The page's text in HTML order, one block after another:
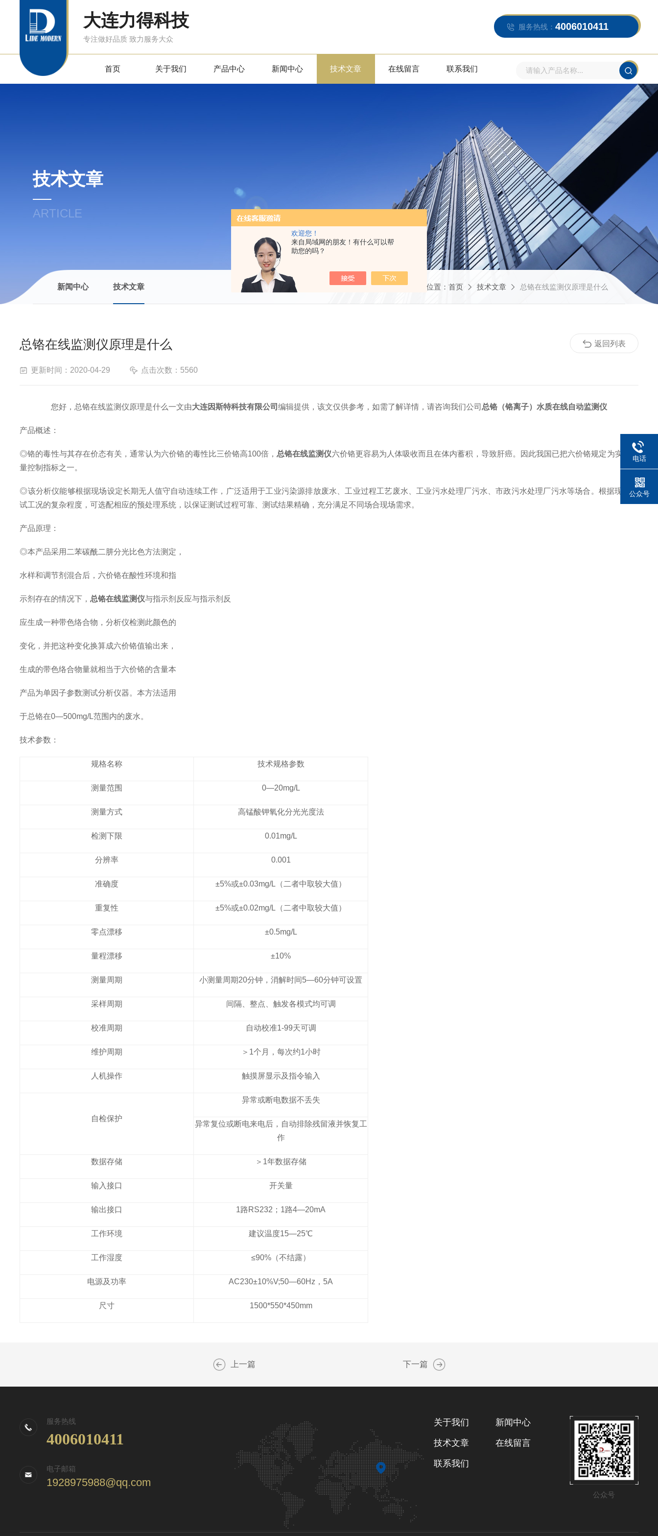
欢迎您！
来自局域网的朋友！有什么可以帮
助您的吗？
大连力得科技
专注做好品质 致力服务大众
服务热线： 4006010411
首页 关于我们 产品中心 新闻中心 技术文章 在线留言 联系我们
技术文章
ARTICLE
新闻中心 技术文章 当前位置： 首页 技术文章 总铬在线监测仪原理是什么
总铬在线监测仪原理是什么
更新时间：2020-04-29 点击次数：5560
您好，总铬在线监测仪原理是什么一文由大连因斯特科技有限公司 编辑提供，该文仅供参考，如需了解详情，请咨询我们公司 总铬（铬离子）水质在线自动监测仪
产品概述：
◎铬的毒性与其存在价态有关，通常认为六价铬的毒性比三价铬高100倍， 总铬在线监测仪六价铬更容易为人体吸收而且在体内蓄积，导致肝癌。因此我国已把六价铬规定为实施总
量控制指标之一。
◎该分析仪能够根据现场设定长期无人值守自动连续工作，广泛适用于工业污染源排放废水、工业过程工艺废水、工业污水处理厂污水、市政污水处理厂污水等场合。根据现场测
试工况的复杂程度，可选配相应的预处理系统，以保证测试过程可靠、测试结果精确，充分满足不同场合现场需求。
产品原理：
◎本产品采用二苯碳酰二肼分光比色方法测定，
水样和调节剂混合后，六价铬在酸性环境和指
示剂存在的情况下， 总铬在线监测仪与指示剂反应与指示剂反
应生成一种带色络合物，分析仪检测此颜色的
变化，并把这种变化换算成六价铬值输出来，
生成的带色络合物量就相当于六价铬的含量本
产品为单因子参数测试分析仪器。本方法适用
于总铬在0—500mg/L范围内的废水。
技术参数：
规格名称 技术规格参数
测量范围 0—20mg/L
测量方式 高锰酸钾氧化分光光度法
检测下限 0.01mg/L
分辨率 0.001
准确度 ±5%或±0.03mg/L（二者中取较大值）
重复性 ±5%或±0.02mg/L（二者中取较大值）
零点漂移 ±0.5mg/L
量程漂移 ±10%
测量周期 小测量周期20分钟，消解时间5—60分钟可设置
采样周期 间隔、整点、触发各模式均可调
校准周期 自动校准1-99天可调
维护周期 ＞1个月，每次约1小时
人机操作 触摸屏显示及指令输入
自检保护
异常或断电数据不丢失
异常复位或断电来电后，自动排除残留液并恢复工
作
数据存储 ＞1年数据存储
输入接口 开关量
输出接口 1路RS232；1路4—20mA
工作环境 建议温度15—25℃
工作湿度 ≤90%（不结露）
电源及功率 AC230±10%V;50—60Hz，5A
尺寸 1500*550*450mm
返回列表
上一篇 下一篇
服务热线
4006010411
电子邮箱
1928975988@qq.com
公众号
关于我们 新闻中心
技术文章 在线留言
联系我们
电话
公众号